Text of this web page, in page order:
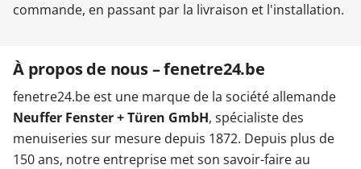
Clôtures et portails
M'identifier
commande, en passant par la livraison et l'installation.
À propos de nous – fenetre24.be
fenetre24.be est une marque de la société allemande
Neuffer Fenster + Türen GmbH, spécialiste des
menuiseries sur mesure depuis 1872. Depuis plus de
150 ans, notre entreprise met son savoir-faire au